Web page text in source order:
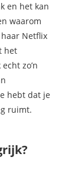
en het kan
waarom
Netflix
het
zo’n
hebt dat je
ruimt.